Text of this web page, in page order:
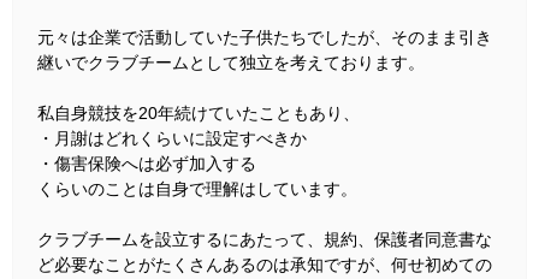
元々は企業で活動していた子供たちでしたが、そのまま引き
継いでクラブチームとして独立を考えております。
私自身競技を20年続けていたこともあり、
・月謝はどれくらいに設定すべきか
・傷害保険へは必ず加入する
くらいのことは自身で理解はしています。
クラブチームを設立するにあたって、規約、保護者同意書な
ど必要なことがたくさんあるのは承知ですが、何せ初めての